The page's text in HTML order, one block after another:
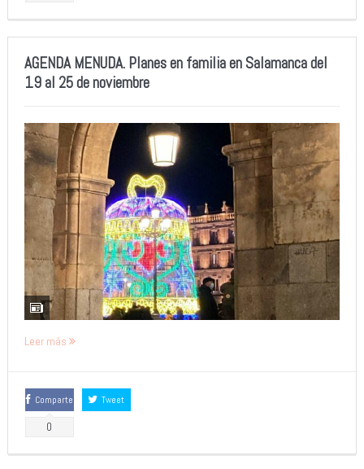
AGENDA MENUDA. Planes en familia en Salamanca del
19 al 25 de noviembre
Leer más
Comparte
0
Tweet